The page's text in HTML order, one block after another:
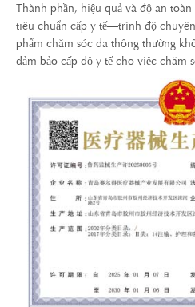
Thành phần, hiệu quả và độ an
tiêu chuẩn cấp y tế—trình độ
phẩm chăm sóc da thông thường
đảm bảo cấp độ y tế cho việc chăm